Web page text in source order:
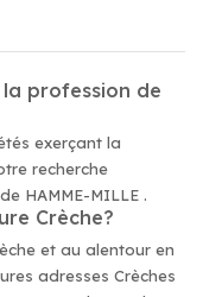
profession de
exerçant la
recherche
HAMME-MILLE .
Crèche?
et au alentour en
adresses Crèches